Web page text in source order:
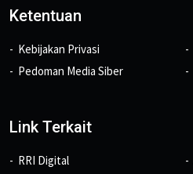
Ketentuan
Kebijakan Privasi
Pedoman Media Siber
Link Terkait
RRI Digital